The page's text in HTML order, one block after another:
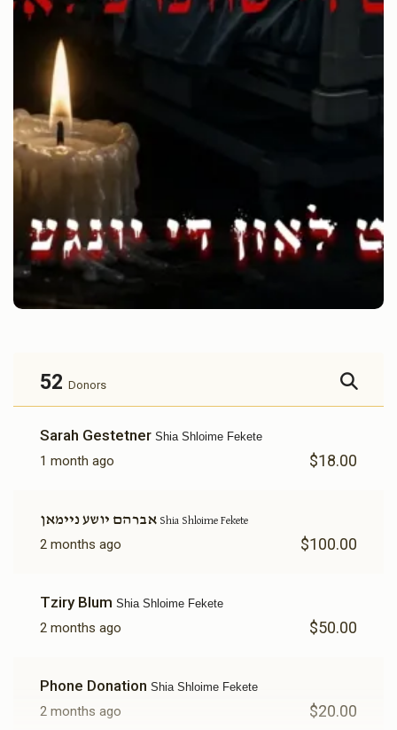
52 Donors
Sarah Gestetner Shia Shloime Fekete
1 month ago $18.00
Shia Shloime Fekete
2 months ago $100.00
Tziry Blum Shia Shloime Fekete
2 months ago $50.00
Phone Donation Shia Shloime Fekete
2 months ago $20.00